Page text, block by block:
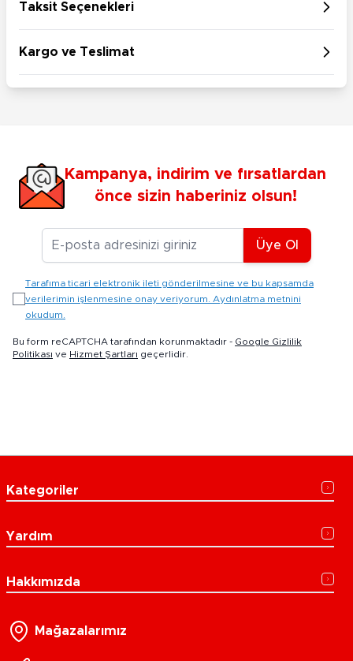
Taksit Seçenekleri
Kargo ve Teslimat
Kampanya, indirim ve fırsatlardan
önce sizin haberiniz olsun!
E-posta Adresiniz
Üye Ol
Tarafıma ticari elektronik ileti gönderilmesine ve bu kapsamda
verilerimin işlenmesine onay veriyorum. Aydınlatma metnini
okudum.
Bu form reCAPTCHA tarafından korunmaktadır - Google Gizlilik
Politikası ve Hizmet Şartları geçerlidir.
Kategoriler
Yardım
Hakkımızda
Mağazalarımız